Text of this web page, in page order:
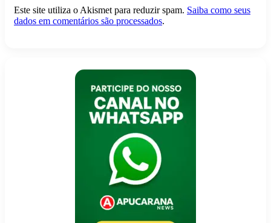
Este site utiliza o Akismet para reduzir spam. Saiba como seus
dados em comentários são processados.